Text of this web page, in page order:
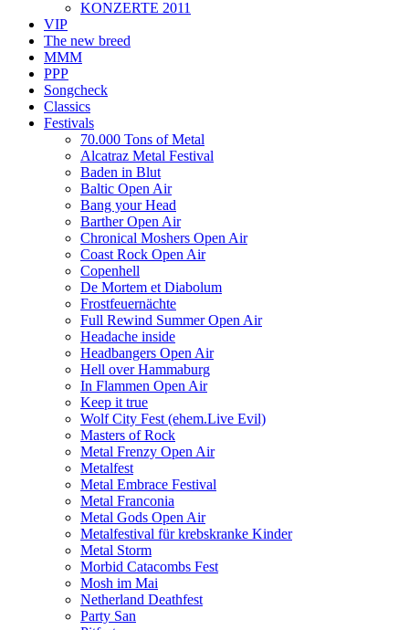
KONZERTE 2011
VIP
The new breed
MMM
PPP
Songcheck
Classics
Festivals
70.000 Tons of Metal
Alcatraz Metal Festival
Baden in Blut
Baltic Open Air
Bang your Head
Barther Open Air
Chronical Moshers Open Air
Coast Rock Open Air
Copenhell
De Mortem et Diabolum
Frostfeuernächte
Full Rewind Summer Open Air
Headache inside
Headbangers Open Air
Hell over Hammaburg
In Flammen Open Air
Keep it true
Wolf City Fest (ehem.Live Evil)
Masters of Rock
Metal Frenzy Open Air
Metalfest
Metal Embrace Festival
Metal Franconia
Metal Gods Open Air
Metalfestival für krebskranke Kinder
Metal Storm
Morbid Catacombs Fest
Mosh im Mai
Netherland Deathfest
Party San